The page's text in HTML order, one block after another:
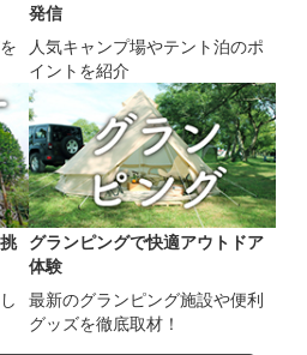
発信
人気キャンプ場やテント泊のポ
イントを紹介
グランピングで快適アウトドア
体験
最新のグランピング施設や便利
グッズを徹底取材！